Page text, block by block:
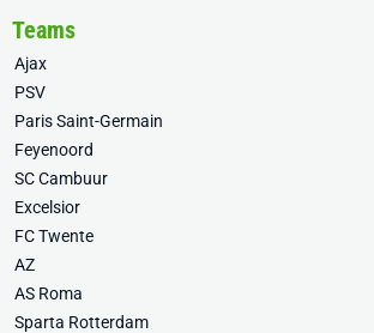
Teams
Ajax
PSV
Paris Saint-Germain
Feyenoord
SC Cambuur
Excelsior
FC Twente
AZ
AS Roma
Sparta Rotterdam